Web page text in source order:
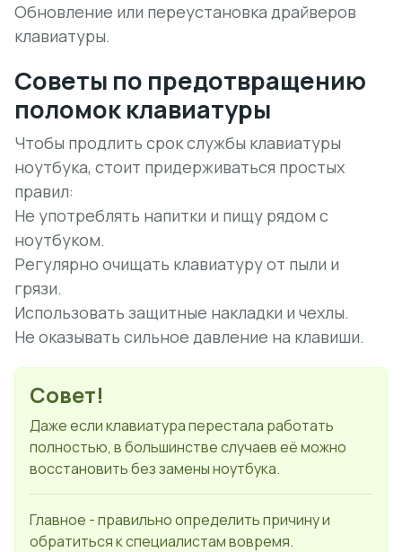
Обновление или переустановка драйверов
клавиатуры.
Советы по предотвращению
поломок клавиатуры
Чтобы продлить срок службы клавиатуры
ноутбука, стоит придерживаться простых
правил:
Не употреблять напитки и пищу рядом с
ноутбуком.
Регулярно очищать клавиатуру от пыли и
грязи.
Использовать защитные накладки и чехлы.
Не оказывать сильное давление на клавиши.
Совет!
Даже если клавиатура перестала работать
полностью, в большинстве случаев её можно
восстановить без замены ноутбука.
Главное - правильно определить причину и
обратиться к специалистам вовремя.